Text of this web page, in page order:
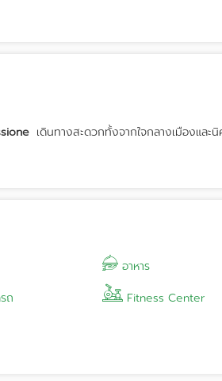
เดินทางสะดวกทั้งจากใจกลางเมืองและ
ออีเวนต์
offers a perfect blend of
direct access to Passione
อาหาร
ถ
Fitness Center